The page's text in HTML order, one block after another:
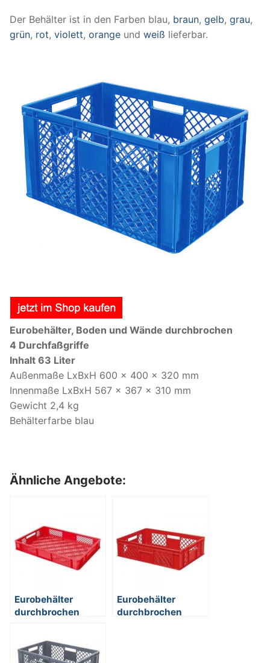
Der Behälter ist in den Farben blau, braun, gelb, grau,
grün, rot, violett, orange und weiß lieferbar.
Eurobehälter, Boden und Wände durchbrochen
4 Durchfaßgriffe
Inhalt 63 Liter
Außenmaße LxBxH 600 x 400 x 320 mm
Innenmaße LxBxH 567 x 367 x 310 mm
Gewicht 2,4 kg
Behälterfarbe blau
Ähnliche Angebote:
Eurobehälter
durchbrochen
LxBxH 600 x 400 x
Eurobehälter
durchbrochen